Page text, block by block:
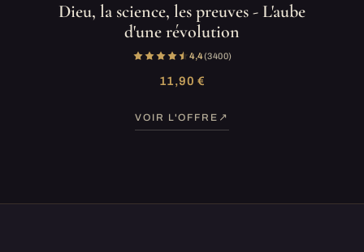
Dieu, la science, les preuves - L'aube
d'une révolution
4,4(3 400)
11,90 €
VOIR L'OFFRE